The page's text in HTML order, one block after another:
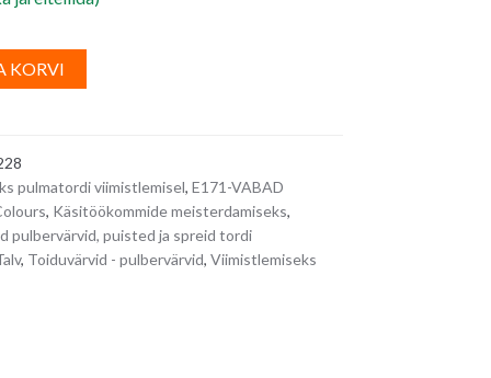
KORVI
l
n
a
t
pulmatordi viimistlemisel, E171-VABAD
, Käsitöökommide meisterdamiseks,
pulbervärvid, puisted ja spreid tordi
, Toiduvärvid - pulbervärvid, Viimistlemiseks